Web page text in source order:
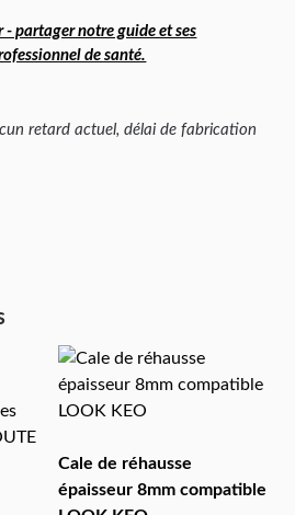
- partager notre guide et ses
de santé.
retard actuel, délai de fabrication
Cale de réhausse
épaisseur 8mm compatible